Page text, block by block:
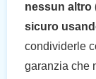
nessun altro
sicuro
condividerle
garanzia che